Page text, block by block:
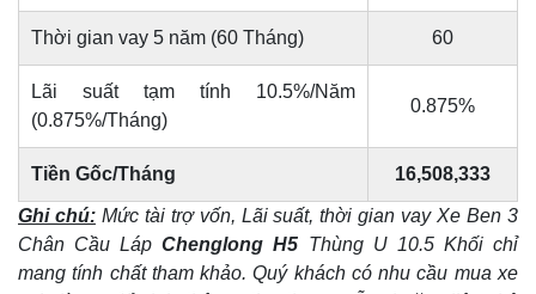
Thời gian vay 5 năm (60 Tháng) 60
Lãi suất tạm tính 10.5%/Năm
(0.875%/Tháng)
0.875%
Tiền Gốc/Tháng 16,508,333
Ghi chú:Mức tài trợ vốn, Lãi suất, thời gian vay Xe Ben 3
Chân Cầu LápChenglong H5 Thùng U 10.5 Khối chỉ
mang tính chất tham khảo. Quý khách có nhu cầu mua xe